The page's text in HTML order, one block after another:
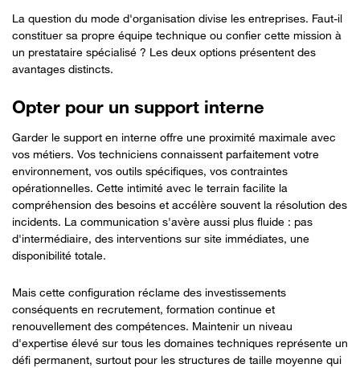
La question du mode d'organisation divise les entreprises. Faut-il
constituer sa propre équipe technique ou confier cette mission à
un prestataire spécialisé ? Les deux options présentent des
avantages distincts.
Opter pour un support interne
Garder le support en interne offre une proximité maximale avec
vos métiers. Vos techniciens connaissent parfaitement votre
environnement, vos outils spécifiques, vos contraintes
opérationnelles. Cette intimité avec le terrain facilite la
compréhension des besoins et accélère souvent la résolution des
incidents. La communication s'avère aussi plus fluide : pas
d'intermédiaire, des interventions sur site immédiates, une
disponibilité totale.
Mais cette configuration réclame des investissements
conséquents en recrutement, formation continue et
renouvellement des compétences. Maintenir un niveau
d'expertise élevé sur tous les domaines techniques représente un
défi permanent, surtout pour les structures de taille moyenne qui